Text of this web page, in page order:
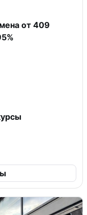
от 409